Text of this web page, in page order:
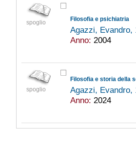
spoglio Filosofia e psichiatria
Agazzi,
Anno: 2004
spoglio
Agazzi,
Anno: 2024